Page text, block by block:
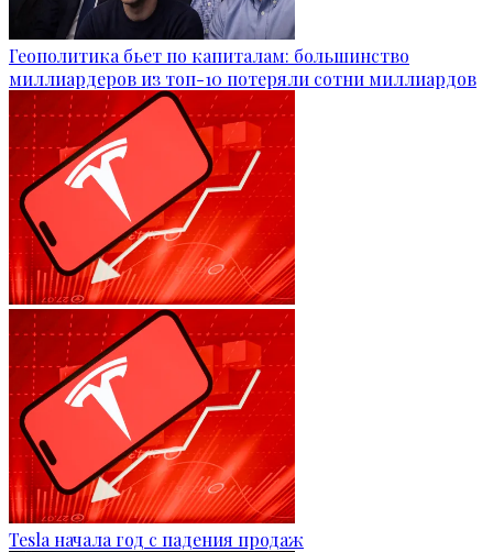
Геополитика бьет по капиталам: большинство
миллиардеров из топ-10 потеряли сотни миллиардов
Tesla начала год с падения продаж